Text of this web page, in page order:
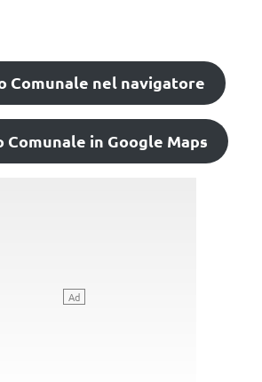
Comunale nel navigatore
Comunale in Google Maps